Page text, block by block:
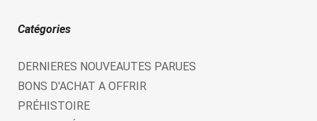
Catégories
DERNIERES NOUVEAUTES PARUES
BONS D'ACHAT A OFFRIR
PRÉHISTOIRE